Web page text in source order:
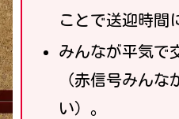
ことで送迎時間
みんなが平気で
（赤信号みんな
い）。